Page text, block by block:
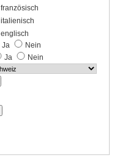
französisch
italienisch
englisch
Ja
Nein
Ja
Nein